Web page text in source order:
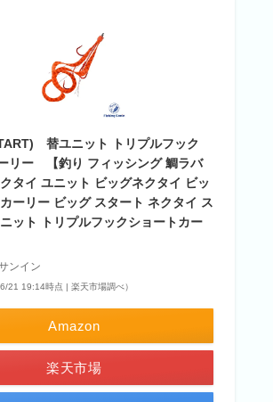
替ユニット トリプルフック
リー 【釣り フィッシング 鯛ラバ
タイ ユニット ビッグネクタイ ビッ
ーリー ビッグ スタート ネクタイ ス
ット トリプルフックショートカー
ンイン
21 19:14時点 | 楽天市場調べ）
Amazon
楽天市場